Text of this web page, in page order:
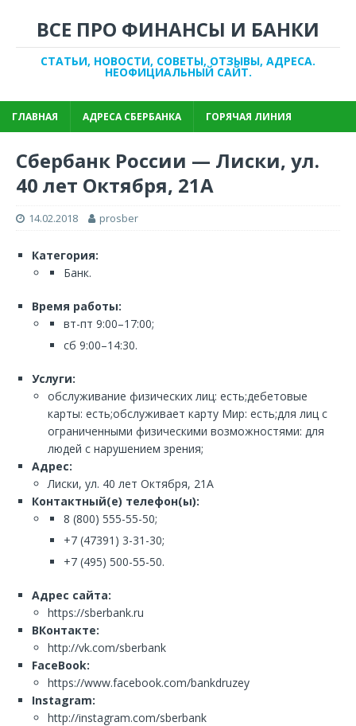
ВСЕ ПРО ФИНАНСЫ И БАНКИ
СТАТЬИ, НОВОСТИ, СОВЕТЫ, ОТЗЫВЫ, АДРЕСА.
НЕОФИЦИАЛЬНЫЙ САЙТ.
ГЛАВНАЯ АДРЕСА СБЕРБАНКА ГОРЯЧАЯ ЛИНИЯ
Сбербанк России — Лиски, ул.
40 лет Октября, 21А
14.02.2018 prosber
Категория:
Банк.
Время работы:
вт-пт 9:00–17:00;
сб 9:00–14:30.
Услуги:
обслуживание физических лиц: есть;дебетовые
карты: есть;обслуживает карту Мир: есть;для лиц с
ограниченными физическими возможностями: для
людей с нарушением зрения;
Адрес:
Лиски, ул. 40 лет Октября, 21А
Контактный(е) телефон(ы):
8 (800) 555-55-50;
+7 (47391) 3-31-30;
+7 (495) 500-55-50.
Адрес сайта:
https://sberbank.ru
ВКонтакте:
http://vk.com/sberbank
FaceBook:
https://www.facebook.com/bankdruzey
Instagram:
http://instagram.com/sberbank